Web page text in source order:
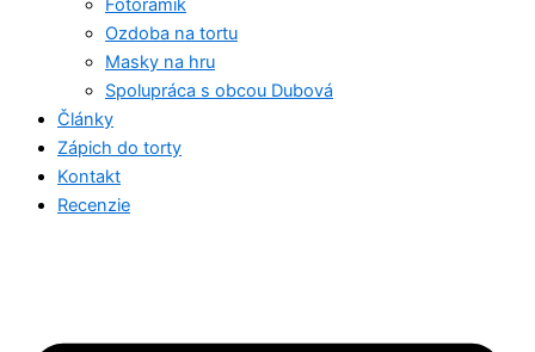
Fotoramik
Ozdoba na tortu
Masky na hru
Spolupráca s obcou Dubová
Články
Zápich do torty
Kontakt
Recenzie